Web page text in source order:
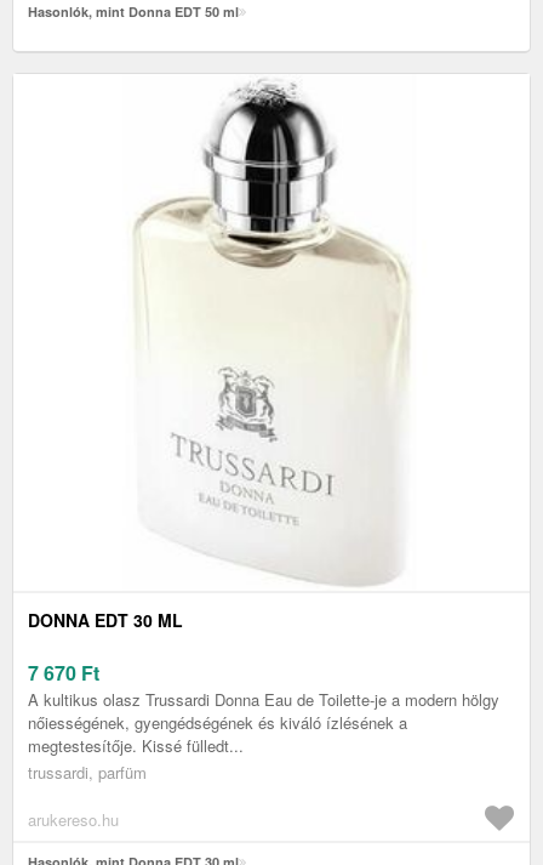
Hasonlók, mint Donna EDT 50 ml
DONNA EDT 30 ML
7 670 Ft
A kultikus olasz Trussardi Donna Eau de Toilette-je a modern hölgy
nőiességének, gyengédségének és kiváló ízlésének a
megtestesítője. Kissé fülledt...
trussardi, parfüm
arukereso.hu